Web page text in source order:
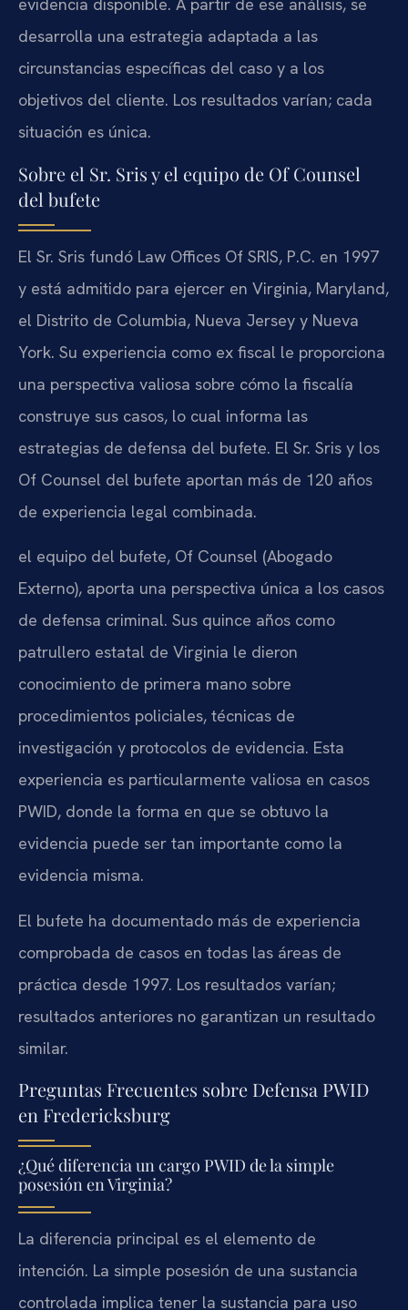
evidencia disponible. A partir de ese análisis, se
desarrolla una estrategia adaptada a las
circunstancias específicas del caso y a los
objetivos del cliente. Los resultados varían; cada
situación es única.
Sobre el Sr. Sris y el equipo de Of Counsel
del bufete
El Sr. Sris fundó Law Offices Of SRIS, P.C. en 1997
y está admitido para ejercer en Virginia, Maryland,
el Distrito de Columbia, Nueva Jersey y Nueva
York. Su experiencia como ex fiscal le proporciona
una perspectiva valiosa sobre cómo la fiscalía
construye sus casos, lo cual informa las
estrategias de defensa del bufete. El Sr. Sris y los
Of Counsel del bufete aportan más de 120 años
de experiencia legal combinada.
el equipo del bufete, Of Counsel (Abogado
Externo), aporta una perspectiva única a los casos
de defensa criminal. Sus quince años como
patrullero estatal de Virginia le dieron
conocimiento de primera mano sobre
procedimientos policiales, técnicas de
investigación y protocolos de evidencia. Esta
experiencia es particularmente valiosa en casos
PWID, donde la forma en que se obtuvo la
evidencia puede ser tan importante como la
evidencia misma.
El bufete ha documentado más de experiencia
comprobada de casos en todas las áreas de
práctica desde 1997. Los resultados varían;
resultados anteriores no garantizan un resultado
similar.
Preguntas Frecuentes sobre Defensa PWID
en Fredericksburg
¿Qué diferencia un cargo PWID de la simple
posesión en Virginia?
La diferencia principal es el elemento de
intención. La simple posesión de una sustancia
controlada implica tener la sustancia para uso